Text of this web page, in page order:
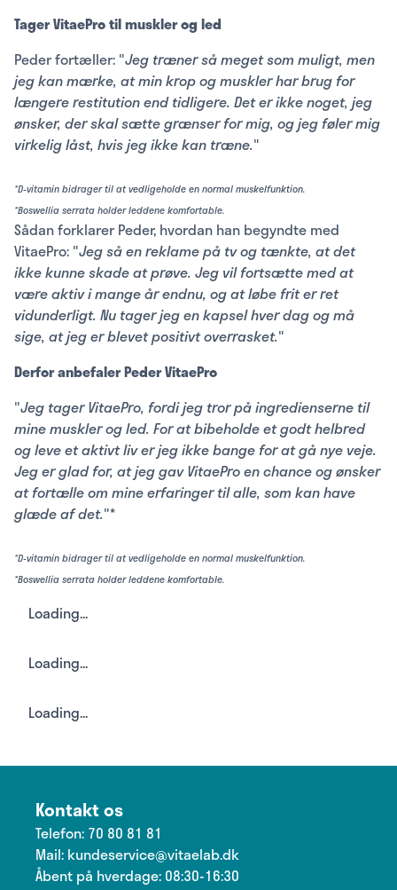
Tager VitaePro til muskler og led
Peder fortæller: "Jeg træner så meget som muligt, men
jeg kan mærke, at min krop og muskler har brug for
længere restitution end tidligere. Det er ikke noget, jeg
ønsker, der skal sætte grænser for mig, og jeg føler mig
virkelig låst, hvis jeg ikke kan træne."
*D-vitamin bidrager til at vedligeholde en normal muskelfunktion.
*Boswellia serrata holder leddene komfortable.
Sådan forklarer Peder, hvordan han begyndte med
VitaePro: "Jeg så en reklame på tv og tænkte, at det
ikke kunne skade at prøve. Jeg vil fortsætte med at
være aktiv i mange år endnu, og at løbe frit er ret
vidunderligt. Nu tager jeg en kapsel hver dag og må
sige, at jeg er blevet positivt overrasket."
Derfor anbefaler Peder VitaePro
"Jeg tager VitaePro, fordi jeg tror på ingredienserne til
mine muskler og led. For at bibeholde et godt helbred
og leve et aktivt liv er jeg ikke bange for at gå nye veje.
Jeg er glad for, at jeg gav VitaePro en chance og ønsker
at fortælle om mine erfaringer til alle, som kan have
glæde af det."*
*D-vitamin bidrager til at vedligeholde en normal muskelfunktion.
*Boswellia serrata holder leddene komfortable.
Loading...
Loading...
Loading...
Kontakt os
Telefon: 70 80 81 81
Mail: kundeservice@vitaelab.dk
Åbent på hverdage: 08:30-16:30